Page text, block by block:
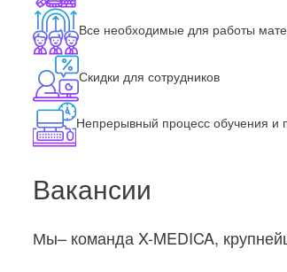
Все необходимые для работы
Скидки для сотрудников
Непрерывный процесс обучения и
Вакансии
Мы– команда X-MEDICA,